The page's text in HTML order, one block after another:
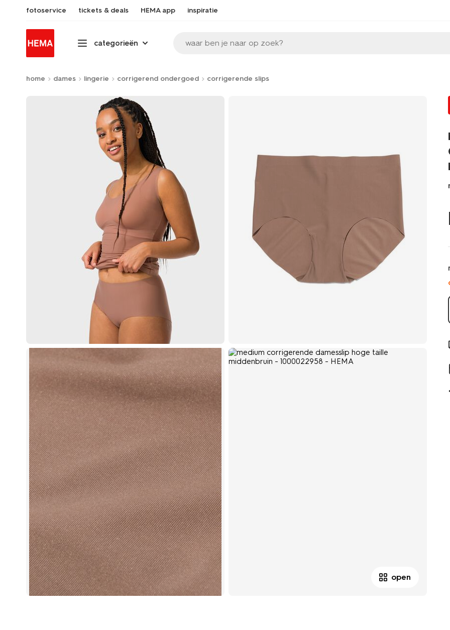
fotoservice tickets & deals HEMA app inspiratie
categorieën waar ben je naar op zoek?
home dames lingerie corrigerend ondergoed corrigerende slips
open